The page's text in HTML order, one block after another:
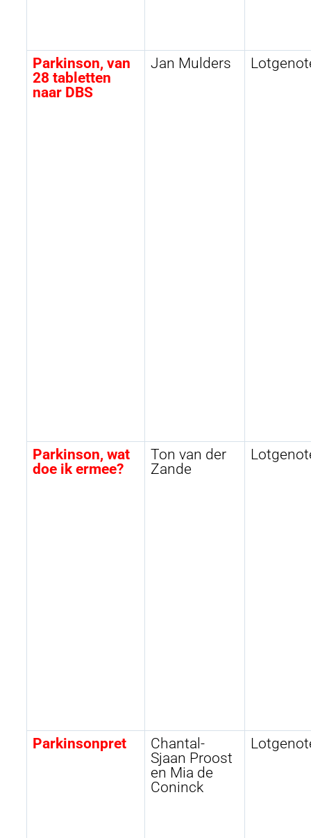
Parkinson, van
28 tabletten
naar DBS
Jan Mulders
Parkinson, wat
doe ik ermee?
Ton van der
Zande
Parkinsonpret
Chantal-
Sjaan Proost
en Mia de
Coninck